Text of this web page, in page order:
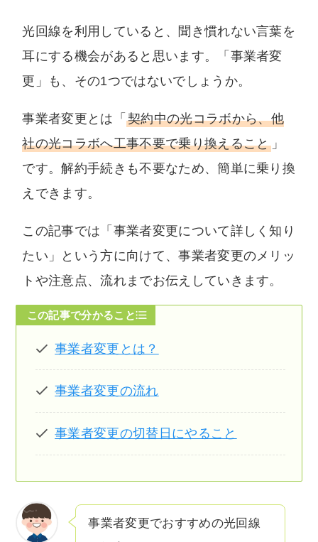
トを運営するための費用に充てられています。
また、コンテンツの内容やランキング比較結果
などに、広告の内容が影響することは一切ござ
だける情報を提供します。
光回線を利用していると、聞き慣れない言葉を
耳にする機会があると思います。「事業者変
更」も、その1つではないでしょうか。
事業者変更とは「 契約中の光コラボから、他
社の光コラボへ工事不要で乗り換えること」
です。解約手続きも不要なため、簡単に乗り換
えできます。
この記事では「事業者変更について詳しく知り
たい」という方に向けて、事業者変更のメリッ
トや注意点、流れまでお伝えしていきます。
この記事で分かること
事業者変更とは？
事業者変更の流れ
事業者変更の切替日にやること
事業者変更でおすすめの光回線